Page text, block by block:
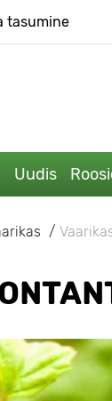
tasumine
Uudis